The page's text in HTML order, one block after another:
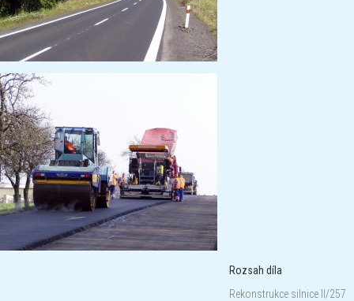
Rozsah díla
Rekonstrukce silnice II/257